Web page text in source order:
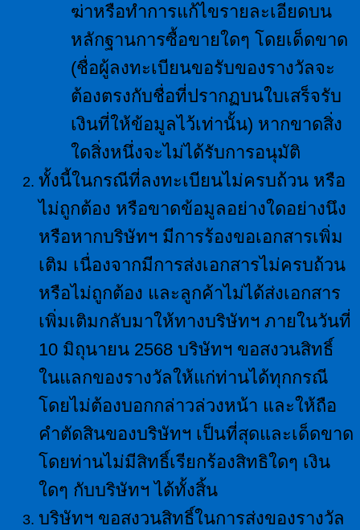
ฆ่าหรือทำการแก้ไขรายละเอียดบน
หลักฐานการซื้อขายใดๆ โดยเด็ดขาด
(ชื่อผู้ลงทะเบียนขอรับของรางวัลจะ
ต้องตรงกับชื่อที่ปรากฏบนใบเสร็จรับ
เงินที่ให้ข้อมูลไว้เท่านั้น) หากขาดสิ่ง
ใดสิ่งหนึ่งจะไม่ได้รับการอนุมัติ
ทั้งนี้ในกรณีที่ลงทะเบียนไม่ครบถ้วน หรือ
ไม่ถูกต้อง หรือขาดข้อมูลอย่างใดอย่างนึง
หรือหากบริษัทฯ มีการร้องขอเอกสารเพิ่ม
เติม เนื่องจากมีการส่งเอกสารไม่ครบถ้วน
หรือไม่ถูกต้อง และลูกค้าไม่ได้ส่งเอกสาร
เพิ่มเติมกลับมาให้ทางบริษัทฯ ภายในวันที่
10 มิถุนายน 2568 บริษัทฯ ขอสงวนสิทธิ์
ในแลกของรางวัลให้แก่ท่านได้ทุกกรณี
โดยไม่ต้องบอกกล่าวล่วงหน้า และให้ถือ
คำตัดสินของบริษัทฯ เป็นที่สุดและเด็ดขาด
โดยท่านไม่มีสิทธิ์เรียกร้องสิทธิใดๆ เงิน
ใดๆ กับบริษัทฯ ได้ทั้งสิ้น
บริษัทฯ ขอสงวนสิทธิ์ในการส่งของรางวัล